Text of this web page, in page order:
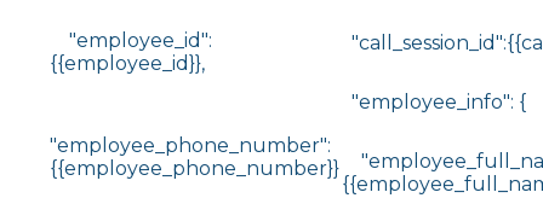
"employee_id":
{{employee_id}},
"employee_phone_number":
{{employee_phone_number}}
"employee_info": {